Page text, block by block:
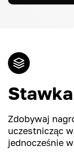
Zdobywaj
uczestnicząc
jednocześnie